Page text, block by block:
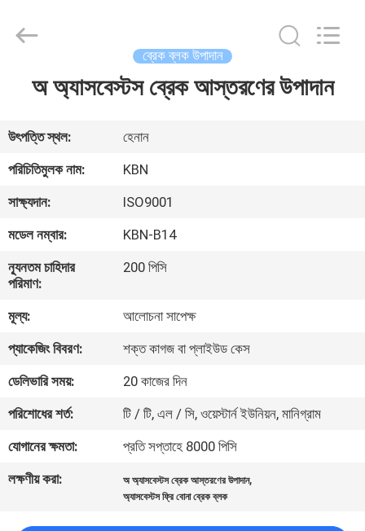
পণ্য
আমাদের
কারখানা
মান
নিয়ন্ত্রণ
যোগাযোগ
করুন
ব্রেক ব্লক উপাদান
অ অ্যাসবেস্টস ব্রেক আস্তরণের উপাদান
উৎপত্তি স্থল:
হেনান
পরিচিতিমুলক নাম:
KBN
সাক্ষ্যদান:
ISO9001
মডেল নম্বার:
KBN-B14
ন্যূনতম চাহিদার
পরিমাণ:
200 পিসি
মূল্য:
আলোচনা সাপেক্ষ
প্যাকেজিং বিবরণ:
শক্ত কাগজ বা প্লাইউড কেস
ডেলিভারি সময়:
20 কাজের দিন
পরিশোধের শর্ত:
টি / টি, এল / সি, ওয়েস্টার্ন ইউনিয়ন, মানিগ্রাম
যোগানের ক্ষমতা:
প্রতি সপ্তাহে 8000 পিসি
লক্ষণীয় করা:
অ অ্যাসবেস্টস ব্রেক আস্তরণের উপাদান,
অ্যাসবেস্টস ফ্রি বোনা ব্রেক ব্লক